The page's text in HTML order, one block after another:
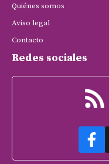
Quiénes somos
Aviso legal
Contacto
Redes sociales